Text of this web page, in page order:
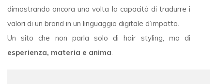
dimostrando ancora una volta la capacità di tradurre i
valori di un brand in un linguaggio digitale d’impatto.
Un sito che non parla solo di hair styling, ma di
esperienza, materia e anima.